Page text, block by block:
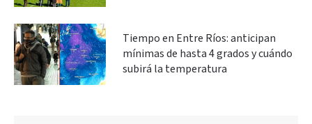
Tiempo en Entre Ríos: anticipan
mínimas de hasta 4 grados y cuándo
subirá la temperatura